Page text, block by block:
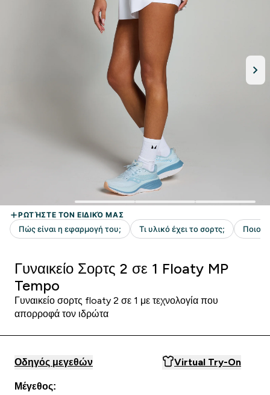
Γυναικείο Σορτς 2 σε 1 Floaty MP
Tempo
Γυναικείο σορτς floaty 2 σε 1 με τεχνολογία που
απορροφά τον ιδρώτα
Οδηγός μεγεθών Virtual Try-On
Μέγεθος: